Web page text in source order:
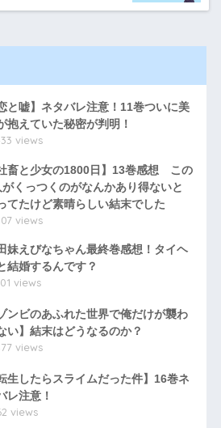
と嘘】ネタバレ注意！11巻ついに美
抱えていた秘密が判明！
views
社畜と少女の1800日】13巻感想 この
くっつくのがなんかあり得ないと
てたけど素晴らしい結末でした
views
妹えびなちゃん最終巻感想！タイヘ
結婚するんです？
views
ンビのあふれた世界で俺だけが襲わ
い】結末はどうなるのか？
views
生したらスライムだった件】16巻ネ
レ注意！
views